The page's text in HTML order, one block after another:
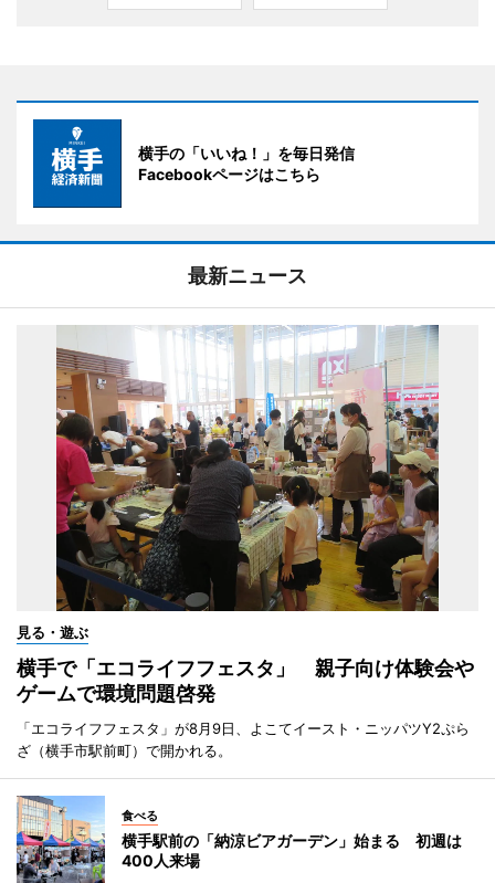
横手の「いいね！」を毎日発信
Facebookページはこちら
最新ニュース
見る・遊ぶ
横手で「エコライフフェスタ」 親子向け体験会や
ゲームで環境問題啓発
「エコライフフェスタ」が8月9日、よこてイースト・ニッパツY2ぷら
ざ（横手市駅前町）で開かれる。
食べる
横手駅前の「納涼ビアガーデン」始まる 初週は
400人来場